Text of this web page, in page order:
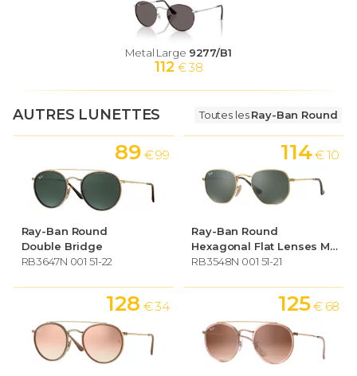
Metal Large 9277/B1
112 € 38
AUTRES LUNETTES Toutes lesRay-Ban Round
Ray-Ban Round
Double Bridge
RB3647N 001 51-22
89 € 99
Ray-Ban Round
Hexagonal Flat Lenses Medium
RB3548N 001 51-21
114 € 10
128 € 34 125 € 68